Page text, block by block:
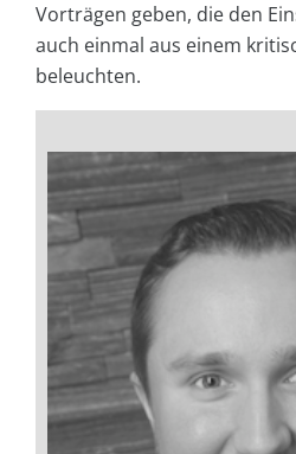
Vorträgen geben, die den
auch einmal aus einem
beleuchten.